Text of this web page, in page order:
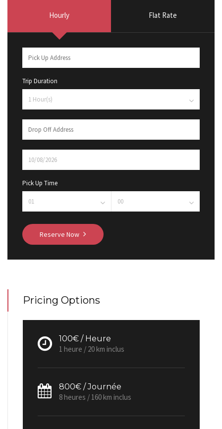
Hourly Flat Rate
Trip Duration
Pick Up Time
Reserve Now
Pricing Options
100€ / Heure
1 heure / 20 km inclus
800€ / Journée
8 heures / 160 km inclus